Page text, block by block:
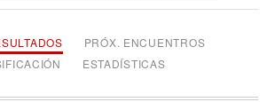
PRÓX. ENCUENTROS
ESTADÍSTICAS